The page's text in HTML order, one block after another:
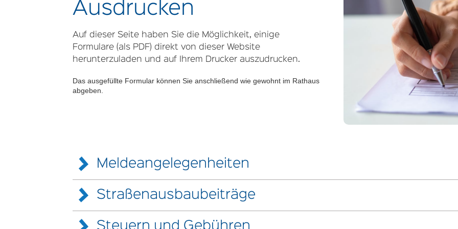
Ausdrucken
Auf dieser Seite haben Sie die Möglichkeit, einige
Formulare (als PDF) direkt von dieser Website
herunterzuladen und auf Ihrem Drucker auszudrucken.
Das ausgefüllte Formular können Sie anschließend wie gewohnt im Rathaus
abgeben.
Meldeangelegenheiten
Vermieter- und Wohnungsgeberbestätigung
Datenschutz-Grundverordnung
Straßenausbaubeiträge
Antrag auf Gewährung der Verrentung der Straßenausbaubeiträge
Steuern und Gebühren